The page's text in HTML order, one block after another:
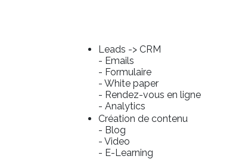
Leads -> CRM
- Emails
- Formulaire
- White paper
- Rendez-vous en ligne
- Analytics
Création de contenu
- Blog
- Video
- E-Learning